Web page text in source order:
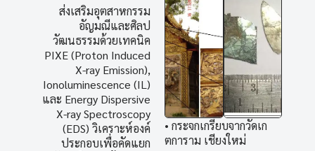
ส่งเสริมอุตสาหกรรม
อัญมณีและศิลป
วัฒนธรรมด้วยเทคนิค
PIXE (Proton Induced
X-ray Emission),
Ionoluminescence (IL)
และ Energy Dispersive
X-ray Spectroscopy
(EDS) วิเคราะห์องค์
ประกอบเพื่อคัดแยก
• กระจกเกรียบจากวัดเก
ตการาม เชียงใหม่